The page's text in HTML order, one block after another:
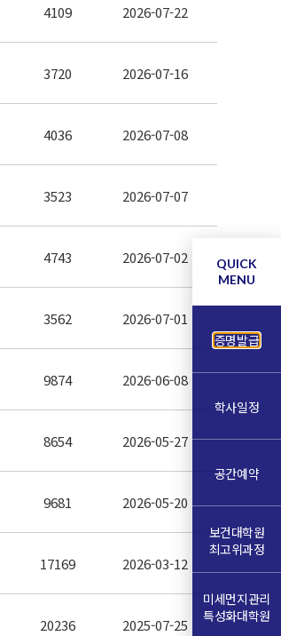
4109 2026-07-22
3720 2026-07-16
4036 2026-07-08
3523 2026-07-07
4743 2026-07-02
3562 2026-07-01
9874 2026-06-08
8654 2026-05-27
9681 2026-05-20
17169 2026-03-12
20236 2025-07-25
QUICK
MENU
증명발급
학사일정
공간예약
보건대학원
최고위과정
미세먼지관리
특성화대학원